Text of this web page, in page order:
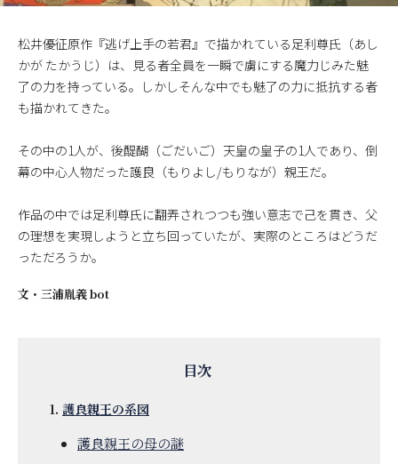
松井優征原作『逃げ上手の若君』で描かれている足利尊氏（あし
かが たかうじ）は、見る者全員を一瞬で虜にする魔力じみた魅
了の力を持っている。しかしそんな中でも魅了の力に抵抗する者
も描かれてきた。
その中の1人が、後醍醐（ごだいご）天皇の皇子の1人であり、倒
幕の中心人物だった護良（もりよし/もりなが）親王だ。
作品の中では足利尊氏に翻弄されつつも強い意志で己を貫き、父
の理想を実現しようと立ち回っていたが、実際のところはどうだ
っただろうか。
文・ 三浦胤義 bot
護良親王の系図
護良親王の母の謎